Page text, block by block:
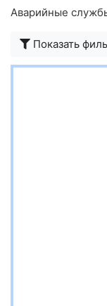
Аварийные
Показать